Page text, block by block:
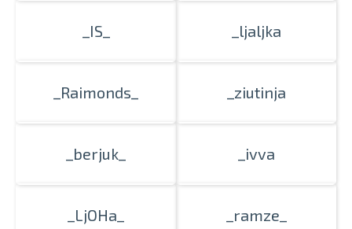
_IS_ _ljaljka
_Raimonds_ _ziutinja
_berjuk_ _ivva
_LjOHa_ _ramze_